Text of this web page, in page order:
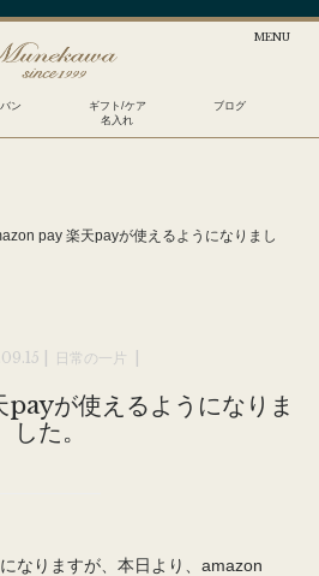
ン
ギフト/ケア
名入れ
ブログ
pay 楽天payが使えるようになりまし
| 日常の一片
が使えるようになりま
した。
なりますが、本日より、amazon